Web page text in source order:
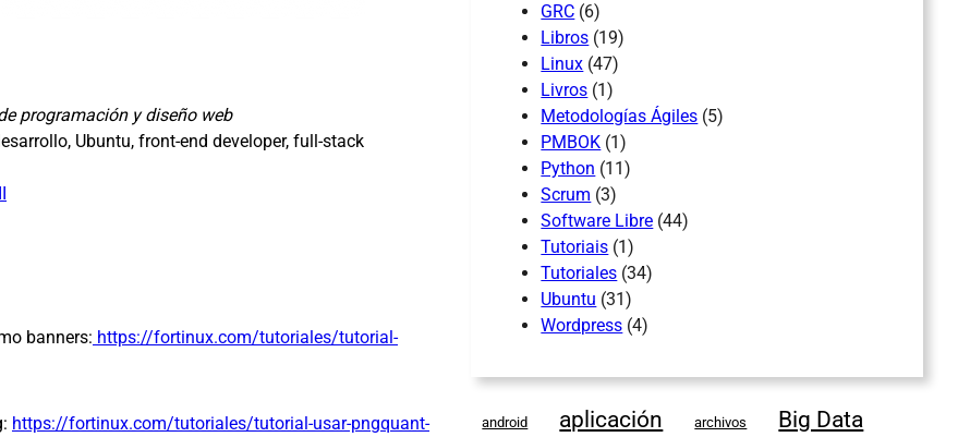
programación y diseño web
Ubuntu, front-end developer, full-stack
banners: https://fortinux.com/tutoriales/tutorial-
https://fortinux.com/tutoriales/tutorial-usar-pngquant-
GRC (6)
Libros (19)
Linux (47)
Livros (1)
Metodologías Ágiles (5)
PMBOK (1)
Python (11)
Scrum (3)
Software Libre (44)
Tutoriais (1)
Tutoriales (34)
Ubuntu (31)
Wordpress (4)
android aplicación archivos Big Data